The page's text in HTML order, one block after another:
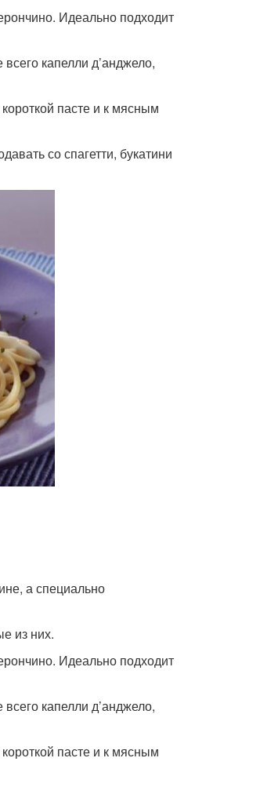
Идеально подходит
капелли д’анджело,
пасте и к мясным
со спагетти, букатини
а специально
из них.
Идеально подходит
капелли д’анджело,
пасте и к мясным